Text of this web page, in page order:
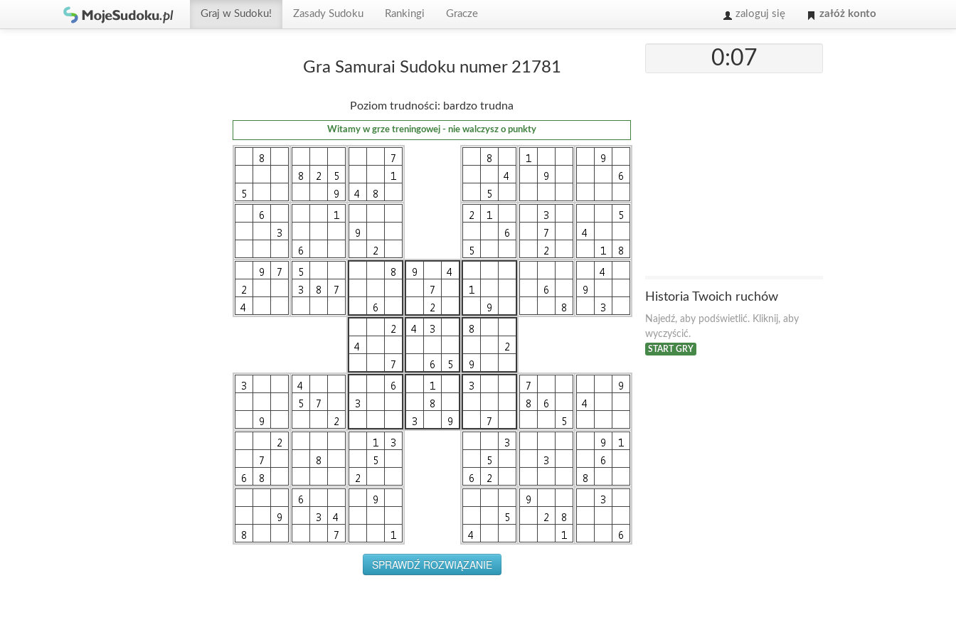
Graj w Sudoku! Zasady Sudoku Rankingi Gracze zaloguj się załóż konto
Gra Samurai Sudoku numer 21781
Poziom trudności: bardzo trudna
Witamy w grze treningowej - nie walczysz o punkty
0:07
Historia Twoich ruchów
Najedź, aby podświetlić. Kliknij, aby
wyczyścić.
START GRY